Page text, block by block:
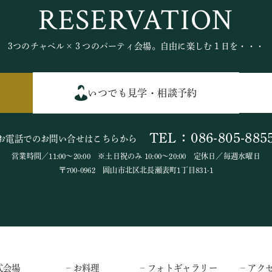
RESERVATION
3つのチャペル×３つのパーティ会場。自由に楽しむ１日を・・・
いつでも見学・相談予約
電話でのお問い合せはこちらから TEL：086-805-
営業時間／11:00～20:00 ※土日祝のみ 10:00～20:00 定休日／毎週水曜日
〒700-0962 岡山市北区北長瀬表町1丁目831-1
会場 – お料理 – フォトギャラリー – アク